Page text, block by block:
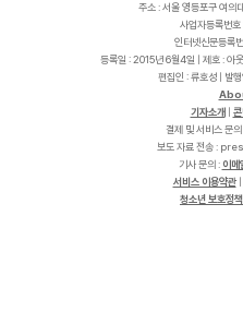
주소 : 서울 영등포구 여의
사업자등록번
인터넷신문등록
등록일 : 2015년 6월4일 | 제호 : 아
편집인 : 류호성 | 발
기자소개
결제 및 서비스 문의
보도 자료 전송 :
s
e
r
p
기사 문의 : 이메
서비스 이용약관|
청소년 보호정책